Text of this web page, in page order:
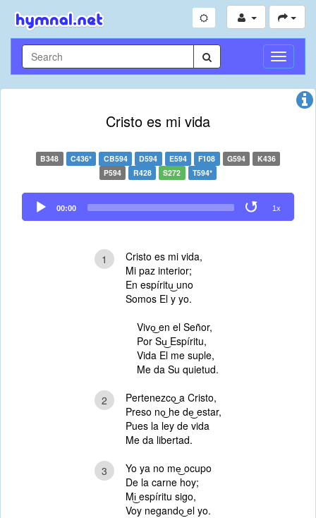
Toggle
Cristo es mi vida
B348 C436* CB594 D594 E594 F108 G594
K436
P594
R428 S272 T594*
Audio
Player
00:00 1x
1
Cristo es mi vida,
Mi paz interior;
En espíritu͜ uno
Somos El y yo.
Vivo͜ en el Señor,
Por Su͜ Espíritu,
Vida El me suple,
Me da Su quietud.
2
Pertenezco͜ a Cristo,
Preso no͜ he de͜ estar,
Pues la ley de vida
Me da libertad.
3
Yo ya no me͜ ocupo
De la carne hoy;
Mi͜ espíritu sigo,
Voy negando͜ el yo.